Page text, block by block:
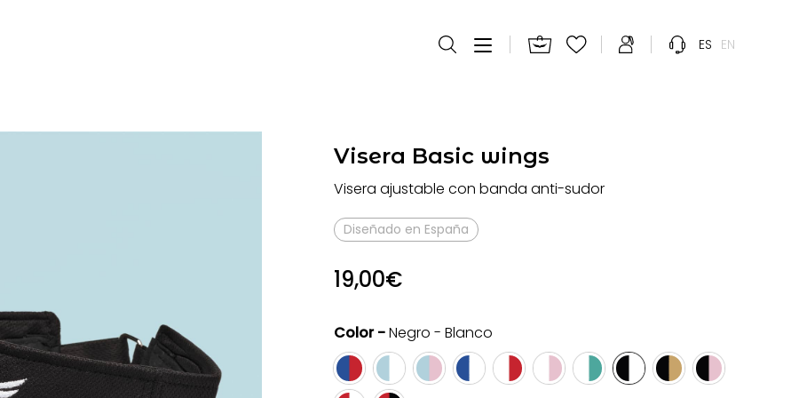
ES EN
Visera Basic wings
Visera ajustable con banda anti-sudor
Diseñado en España
19,00€
Color -Negro - Blanco